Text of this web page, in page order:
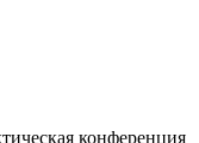
конференция